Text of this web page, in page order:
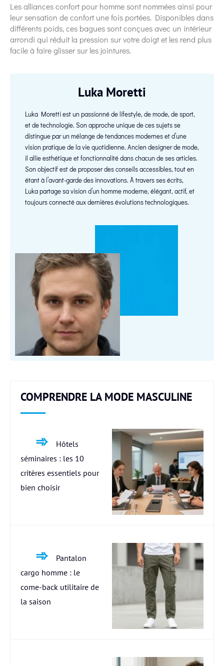
Les alliances confort pour homme sont nommées ainsi pour
leur sensation de confort une fois portées. Disponibles dans
différents poids, ces bagues sont conçues avec un intérieur
arrondi qui réduit la pression sur votre doigt et les rend plus
facile à faire glisser sur les jointures.
Luka Moretti
Luka Moretti est un passionné de lifestyle, de mode, de sport,
et de technologie. Son approche unique de ces sujets se
distingue par un mélange de tendances modernes et d’une
vision pratique de la vie quotidienne. Ancien designer de mode,
il allie esthétique et fonctionnalité dans chacun de ses articles.
Son objectif est de proposer des conseils accessibles, tout en
étant à l’avant-garde des innovations. À travers ses écrits,
Luka partage sa vision d’un homme moderne, élégant, actif, et
toujours connecté aux dernières évolutions technologiques.
COMPRENDRE LA MODE MASCULINE
Hôtels
séminaires : les 10
critères essentiels pour
bien choisir
Pantalon
cargo homme : le
come-back utilitaire de
la saison